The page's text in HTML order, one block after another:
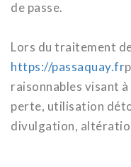
de passe.
Lors du traitement
https://passaquay.fr
raisonnables visant
perte, utilisation
divulgation,